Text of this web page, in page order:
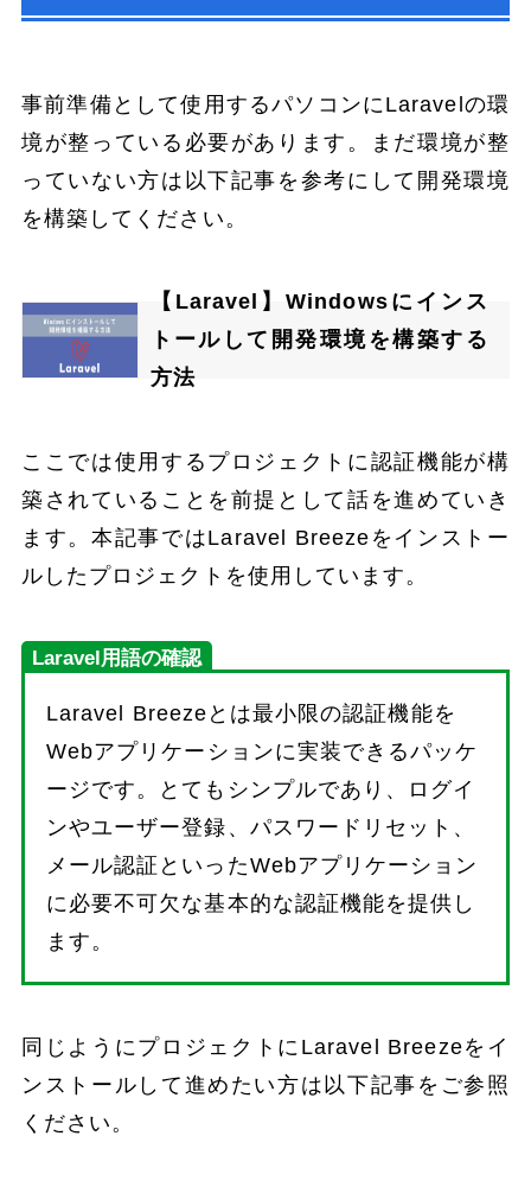
事前準備として使用するパソコンにLaravelの環
境が整っている必要があります。まだ環境が整
っていない方は以下記事を参考にして開発環境
を構築してください。
【Laravel】Windowsにインス
トールして開発環境を構築する
方法
ここでは使用するプロジェクトに認証機能が構
築されていることを前提として話を進めていき
ます。本記事ではLaravel Breezeをインストー
ルしたプロジェクトを使用しています。
Laravel用語の確認
Laravel Breezeとは最小限の認証機能を
Webアプリケーションに実装できるパッケ
ージです。とてもシンプルであり、ログイ
ンやユーザー登録、パスワードリセット、
メール認証といったWebアプリケーション
に必要不可欠な基本的な認証機能を提供し
ます。
同じようにプロジェクトにLaravel Breezeをイ
ンストールして進めたい方は以下記事をご参照
ください。